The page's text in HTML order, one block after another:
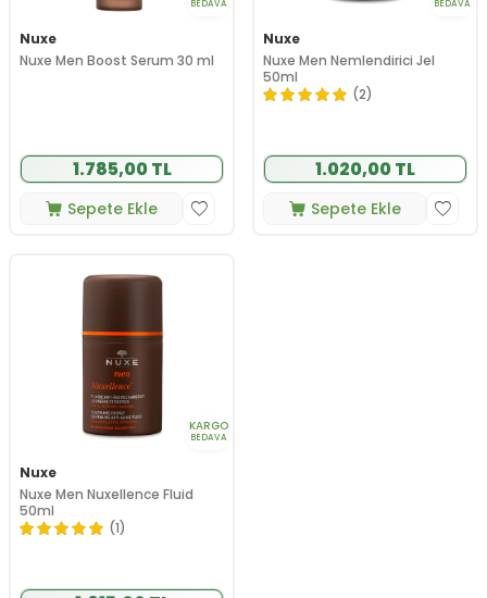
BEDAVA
Nuxe
Nuxe Men Boost Serum 30 ml
1.785,00 TL
Sepete Ekle
BEDAVA
Nuxe
Nuxe Men Nemlendirici Jel
50ml
(2)
1.020,00 TL
Sepete Ekle
KARGO
BEDAVA
Nuxe
Nuxe Men Nuxellence Fluid
50ml
(1)